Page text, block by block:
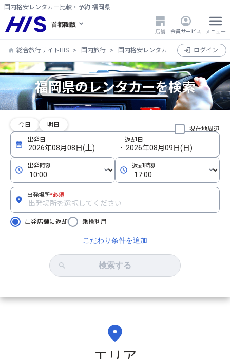
国内格安レンタカー比較・予約 福岡県
首都圏版
店舗 会員サービス メニュー
総合旅行サイトHIS 国内旅行 国内格安レンタカー比較・検索・予約
ログイン
福岡県のレンタカーを検索
現在地周辺
今日 明日
出発場所*必須
出発店舗に返却 乗捨利用
こだわり条件を追加
検索する